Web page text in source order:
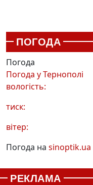
ПОГОДА
Погода
Погода уТернополі
вологість:
тиск:
вітер:
Погода на sinoptik.ua
РЕКЛАМА